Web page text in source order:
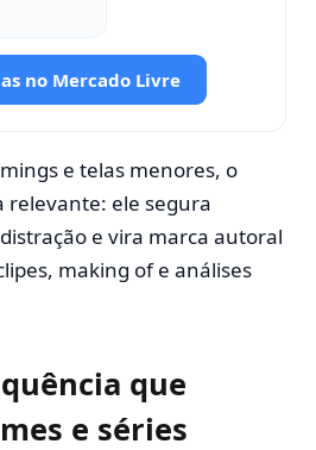
no Mercado Livre
e telas menores, o
relevante: ele segura
e vira marca autoral
making of e análises
que
e séries